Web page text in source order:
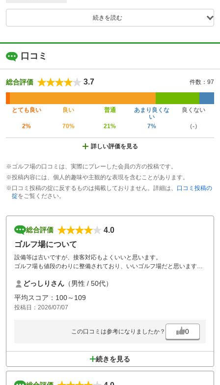
続きを読む
口コミ
総合評価 3.7 件数：97
とても良い 良い 普通
あまり良くな
い
良くない
2% 70% 21% 7% （-）
詳しい評価を見る
※ゴルフ場の口コミは、実際にプレーした会員の方の投稿です。
※投稿内容には、個人的趣味や主観的な表現を含むことがあります。
※口コミ投稿の掟に反するものは掲載しておりません。詳細は、 口コミ投稿の
掟をご覧ください。
総合評価
4.0
ゴルフ場について
設備等は古いですが、接客対応もよくいいと思います。
ゴルフ場も値段のわりに整備されており、いいゴルフ場だと思います。
す。どっしりさん （男性 / 50代）
平均スコア：100～109
投稿日：2026/07/07
この口コミは参考になりましたか？ 0
続きを見る